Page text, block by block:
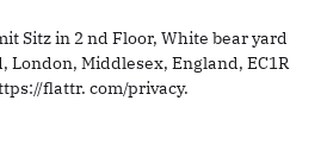
Sitz in 2 nd Floor, White bear yard
London, Middlesex, England, EC1R
flattr. com/privacy.